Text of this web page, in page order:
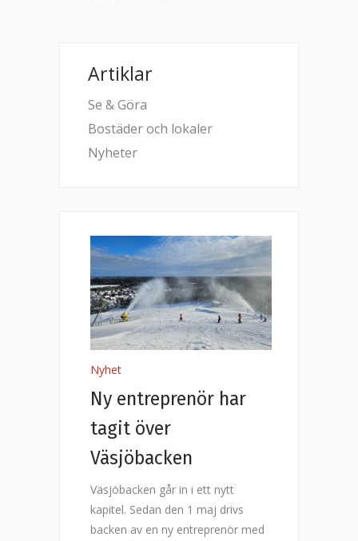
Artiklar
Se & Göra
Bostäder och lokaler
Nyheter
Nyhet
Ny entreprenör har
tagit över
Väsjöbacken
Väsjöbacken går in i ett nytt
kapitel. Sedan den 1 maj drivs
backen av en ny entreprenör med